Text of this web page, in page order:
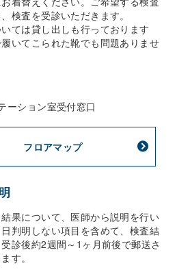
検査を受診いただきます。
ては貸し出しも行っております
いてこられた靴でも問題ありませ
ーション室受付窓口
フロアマップ
果について、医師から説明を行い
判明しない項目を含めて、検査結
診後約2週間～1ヶ月前後で郵送さ
す。